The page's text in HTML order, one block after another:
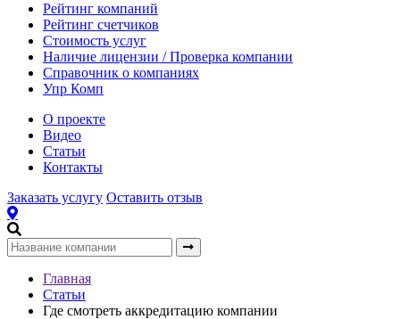
Рейтинг компаний
Рейтинг счетчиков
Стоимость услуг
Наличие лицензии / Проверка компании
Справочник о компаниях
Упр Комп
О проекте
Видео
Статьи
Контакты
Заказать услугу Оставить отзыв
Главная
Статьи
Где смотреть аккредитацию компании